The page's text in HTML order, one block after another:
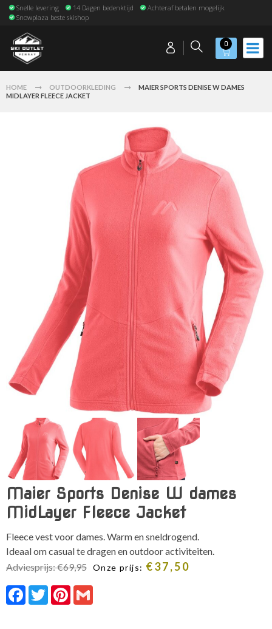
Snelle levering 14 Dagen bedenktijd
Achteraf betalen mogelijk
Snowplaza beste skishop
0
HOME OUTDOORKLEDING
MAIER SPORTS DENISE W DAMES
MIDLAYER FLEECE JACKET
Maier Sports Denise W dames
MidLayer Fleece Jacket
Fleece vest voor dames. Warm en sneldrogend.
Ideaal om casual te dragen en outdoor activiteiten.
Adviesprijs:€69,95 Onze prijs: €37,50
Facebook
TwitterPinterest